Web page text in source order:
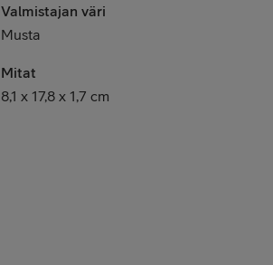
Valmistajan väri
Musta
Mitat
8,1 x 17,8 x 1,7 cm